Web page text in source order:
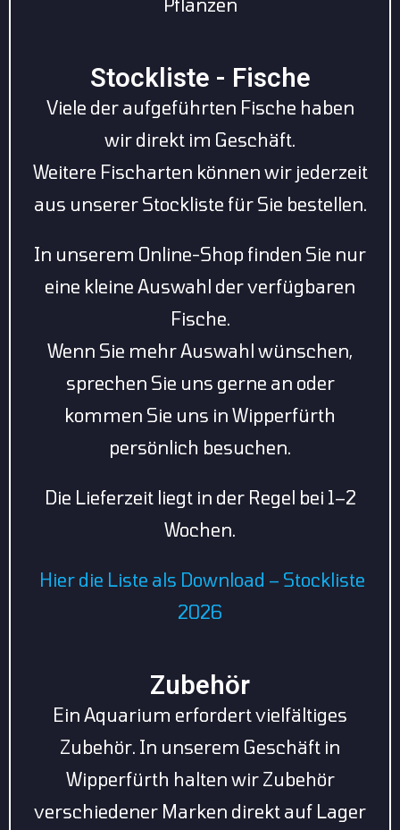
Pflanzen
Stockliste - Fische
Viele der aufgeführten Fische haben
wir direkt im Geschäft.
Weitere Fischarten können wir jederzeit
aus unserer Stockliste für Sie bestellen.
In unserem Online-Shop finden Sie nur
eine kleine Auswahl der verfügbaren
Fische.
Wenn Sie mehr Auswahl wünschen,
sprechen Sie uns gerne an oder
kommen Sie uns in Wipperfürth
persönlich besuchen.
Die Lieferzeit liegt in der Regel bei 1–2
Wochen.
Hier die Liste als Download – Stockliste
2026
Zubehör
Ein Aquarium erfordert vielfältiges
Zubehör. In unserem Geschäft in
Wipperfürth halten wir Zubehör
verschiedener Marken direkt auf Lager